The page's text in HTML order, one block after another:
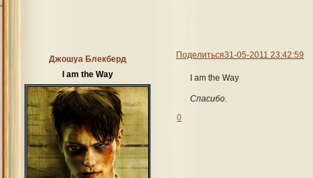
Поделиться31-05-2011 23:42:59
Джошуа Блекберд
I am the Way
I am the Way
Спасибо.
0